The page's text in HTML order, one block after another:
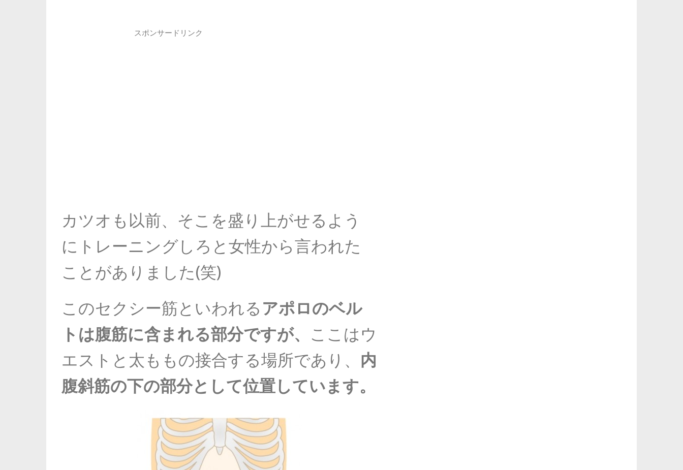
スポンサードリンク
カツオも以前、そこを盛り上がせるよう
にトレーニングしろと女性から言われた
ことがありました(笑)
このセクシー筋といわれる アポロのベル
トは腹筋に含まれる部分ですが、
ここはウ
エストと太ももの接合する場所であり、 内
腹斜筋の下の部分として位置しています。